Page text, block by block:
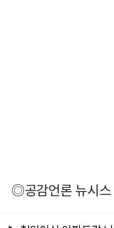
◎공감언론 뉴시스